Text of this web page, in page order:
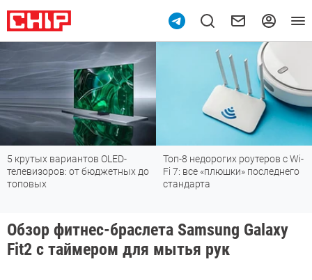
5 крутых вариантов OLED-
телевизоров: от бюджетных до
топовых
Топ-8 недорогих роутеров с Wi-
Fi 7: все «плюшки» последнего
стандарта
Обзор фитнес-браслета Samsung Galaxy
Fit2 с таймером для мытья рук